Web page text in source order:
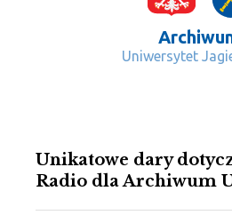
Uniwersytet
Unikatowe dary
Radio dla Archiwum